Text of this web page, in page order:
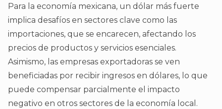
Para la economía mexicana, un dólar más fuerte
implica desafíos en sectores clave como las
importaciones, que se encarecen, afectando los
precios de productos y servicios esenciales.
Asimismo, las empresas exportadoras se ven
beneficiadas por recibir ingresos en dólares, lo que
puede compensar parcialmente el impacto
negativo en otros sectores de la economía local.